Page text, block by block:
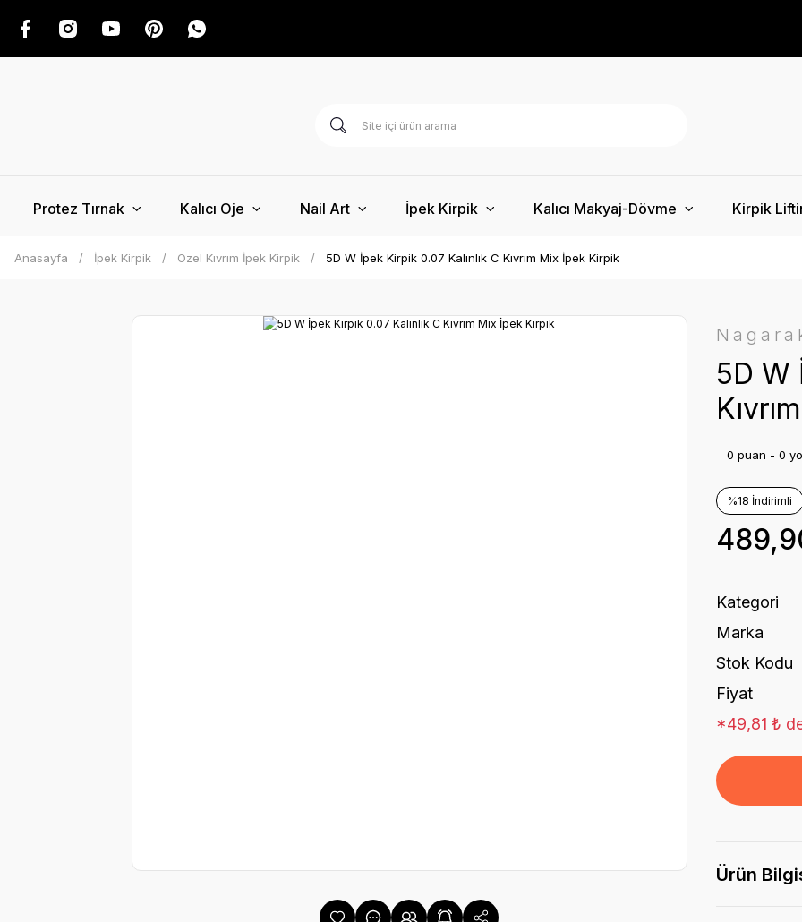
Protez Tırnak Kalıcı Oje Nail Art İpek Kirpik Kalıcı Makyaj-Dövme Kirpik
Anasayfa İpek Kirpik Özel Kıvrım İpek Kirpik 5D W İpek Kirpik 0.07 Kalınlık C Kıvrım Mix İpek Kirpik
5D W
0 puan - 0
%18 İndirimli
Kategori
Marka
Stok Kodu
Fiyat
*49,81 ₺
Ürün